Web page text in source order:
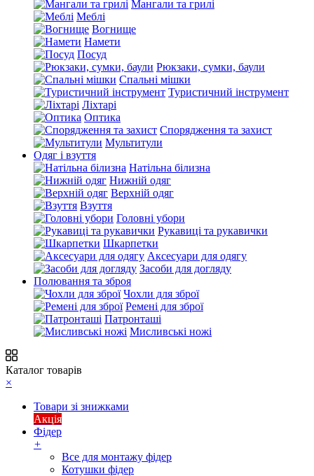
Мангали та грилі
Меблі
Вогнище
Намети
Посуд
Рюкзаки, сумки, баули
Спальні мішки
Туристичний інструмент
Ліхтарі
Оптика
Спорядження та захист
Мультитули
Одяг і взуття
Натільна білизна
Нижній одяг
Верхній одяг
Взуття
Головні убори
Рукавиці та рукавички
Шкарпетки
Аксесуари для одягу
Засоби для догляду
Полювання та зброя
Чохли для зброї
Ремені для зброї
Патронташі
Мисливські ножі
Каталог товарів
×
Товари зі знижками
Акція
Фідер
+
Все для монтажу фідер
Котушки фідер